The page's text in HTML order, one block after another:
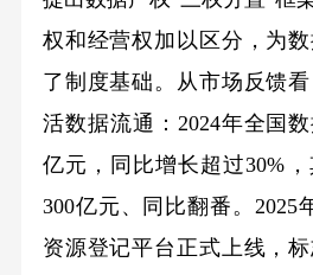
权和经营权加以区分，为
了制度基础。从市场反馈
活数据流通：2024年全国
亿元，同比增长超过30%
300亿元、同比翻番。2025
资源登记平台正式上线，